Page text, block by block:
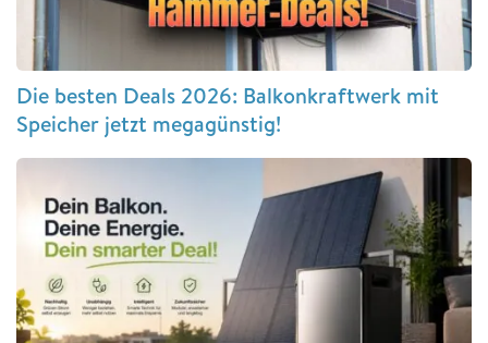
Die besten Deals 2026: Balkonkraftwerk mit
Speicher jetzt megagünstig!